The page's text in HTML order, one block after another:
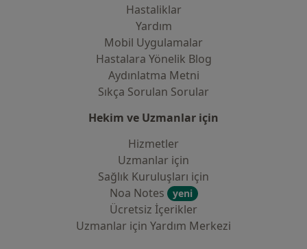
Hastaliklar
Yardım
Mobil Uygulamalar
Hastalara Yönelik Blog
Aydınlatma Metni
Sıkça Sorulan Sorular
Hekim ve Uzmanlar için
Hizmetler
Uzmanlar için
Sağlık Kuruluşları için
Noa Notes
yeni
Ücretsiz İçerikler
Uzmanlar için Yardım Merkezi